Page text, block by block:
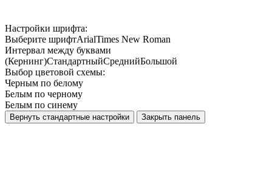
Настройки шрифта:
Выберите шрифтArialTimes New Roman
Интервал между буквами
(Кернинг)СтандартныйСреднийБольшой
Выбор цветовой схемы:
Черным по белому
Белым по черному
Белым по синему
Вернуть стандартные настройки Закрыть панель